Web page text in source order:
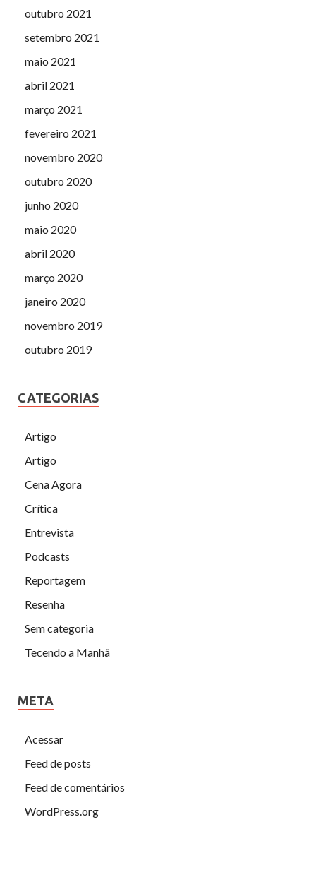
outubro 2021
setembro 2021
maio 2021
abril 2021
março 2021
fevereiro 2021
novembro 2020
outubro 2020
junho 2020
maio 2020
abril 2020
março 2020
janeiro 2020
novembro 2019
outubro 2019
CATEGORIAS
Artigo
Artigo
Cena Agora
Crítica
Entrevista
Podcasts
Reportagem
Resenha
Sem categoria
Tecendo a Manhã
META
Acessar
Feed de posts
Feed de comentários
WordPress.org